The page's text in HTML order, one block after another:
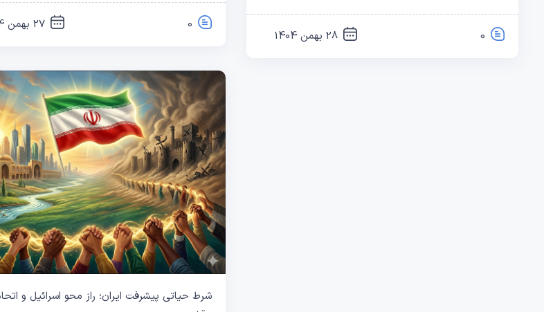
0 28 بهمن 1404
0 27 بهمن 1404
شرط حیاتی پیشرفت ایران؛ راز محو اسرائیل و